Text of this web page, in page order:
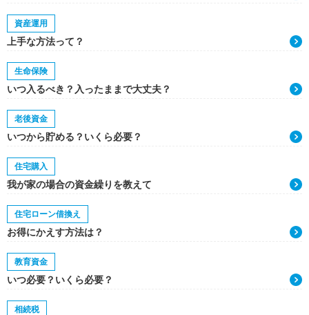
資産運用
上手な方法って？
生命保険
いつ入るべき？入ったままで大丈夫？
老後資金
いつから貯める？いくら必要？
住宅購入
我が家の場合の資金繰りを教えて
住宅ローン借換え
お得にかえす方法は？
教育資金
いつ必要？いくら必要？
相続税